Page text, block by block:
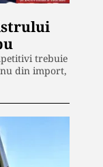
trebuie
din import,